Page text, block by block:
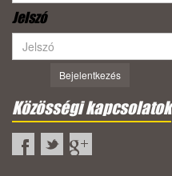
Jelszó
Bejelentkezés
Közösségi kapcsolatok